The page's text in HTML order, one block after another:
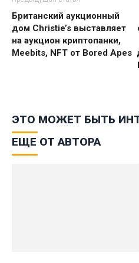
Британский аукционный
дом Christie’s выставляет
на аукцион криптопанки,
Meebits, NFT от Bored Apes
ЭТО МОЖЕТ БЫТЬ
ЕЩЕ ОТ АВТОРА